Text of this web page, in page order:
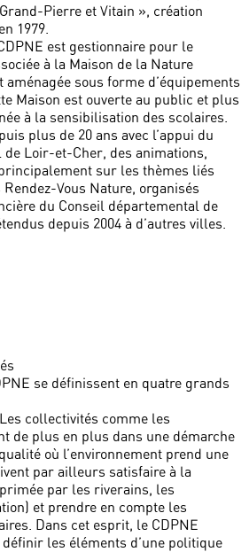
Pierre et Vitain », création
1979.
est gestionnaire pour le
à la Maison de la Nature
sous forme d’équipements
Maison est ouverte au public et plus
à la sensibilisation des scolaires.
plus de 20 ans avec l’appui du
Loir-et-Cher, des animations,
sur les thèmes liés
Rendez-Vous Nature, organisés
du Conseil départemental de
depuis 2004 à d’autres villes.
se définissent en quatre grands
collectivités comme les
de plus en plus dans une démarche
où l’environnement prend une
par ailleurs satisfaire à la
par les riverains, les
et prendre en compte les
Dans cet esprit, le CDPNE
les éléments d’une politique